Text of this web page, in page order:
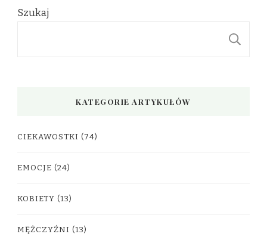
Szukaj
KATEGORIE ARTYKUŁÓW
CIEKAWOSTKI (74)
EMOCJE (24)
KOBIETY (13)
MĘŻCZYŹNI (13)